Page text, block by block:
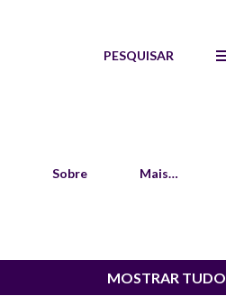
PESQUISAR
Sobre Mais…
MOSTRAR TUDO